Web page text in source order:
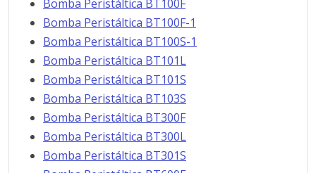
Bomba Peristáltica BT100F
Bomba Peristáltica BT100F-1
Bomba Peristáltica BT100S-1
Bomba Peristáltica BT101L
Bomba Peristáltica BT101S
Bomba Peristáltica BT103S
Bomba Peristáltica BT300F
Bomba Peristáltica BT300L
Bomba Peristáltica BT301S